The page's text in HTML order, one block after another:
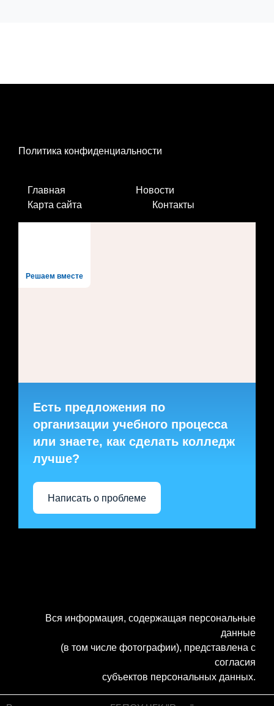
Политика конфиденциальности
Главная
Новости
Карта сайта
Контакты
Решаем вместе
Есть предложения по
организации учебного процесса
или знаете, как сделать колледж
лучше?
Написать о проблеме
Вся информация, содержащая персональные
данные
(в том числе фотографии), представлена с
согласия
субъектов персональных данных.